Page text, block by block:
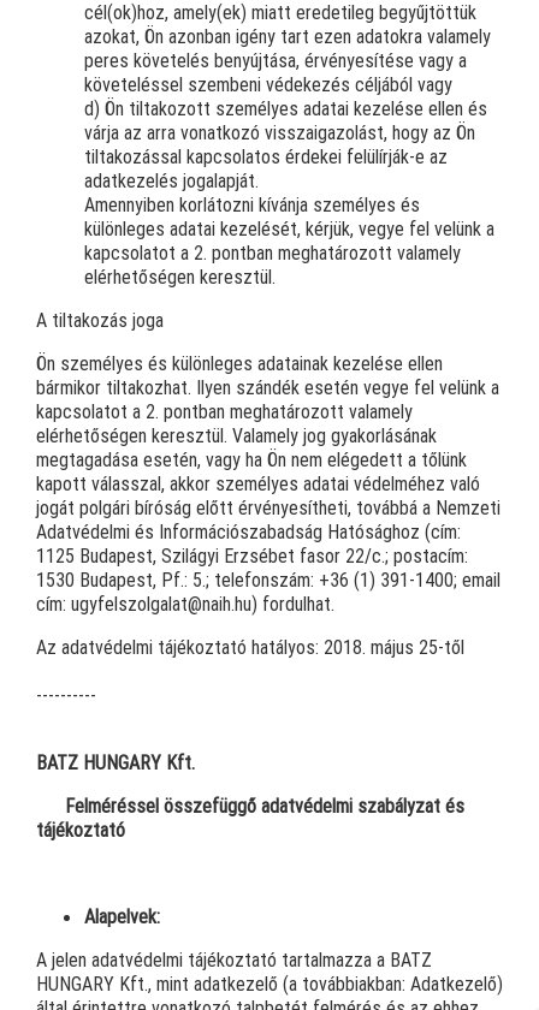
cél(ok)hoz, amely(ek) miatt eredetileg begyűjtöttük
azokat, Ön azonban igény tart ezen adatokra valamely
peres követelés benyújtása, érvényesítése vagy a
követeléssel szembeni védekezés céljából vagy
d) Ön tiltakozott személyes adatai kezelése ellen és
várja az arra vonatkozó visszaigazolást, hogy az Ön
tiltakozással kapcsolatos érdekei felülírják-e az
adatkezelés jogalapját.
Amennyiben korlátozni kívánja személyes és
különleges adatai kezelését, kérjük, vegye fel velünk a
kapcsolatot a 2. pontban meghatározott valamely
elérhetőségen keresztül.
A tiltakozás joga
Ön személyes és különleges adatainak kezelése ellen
bármikor tiltakozhat. Ilyen szándék esetén vegye fel velünk a
kapcsolatot a 2. pontban meghatározott valamely
elérhetőségen keresztül. Valamely jog gyakorlásának
megtagadása esetén, vagy ha Ön nem elégedett a tőlünk
kapott válasszal, akkor személyes adatai védelméhez való
jogát polgári bíróság előtt érvényesítheti, továbbá a Nemzeti
Adatvédelmi és Információszabadság Hatósághoz (cím:
1125 Budapest, Szilágyi Erzsébet fasor 22/c.; postacím:
1530 Budapest, Pf.: 5.; telefonszám: +36 (1) 391-1400; email
cím: ugyfelszolgalat@naih.hu) fordulhat.
Az adatvédelmi tájékoztató hatályos: 2018. május 25-től
----------
BATZ HUNGARY Kft.
Felméréssel összefüggő adatvédelmi szabályzat és
tájékoztató
Alapelvek:
A jelen adatvédelmi tájékoztató tartalmazza a BATZ
HUNGARY Kft., mint adatkezelő (a továbbiakban: Adatkezelő)